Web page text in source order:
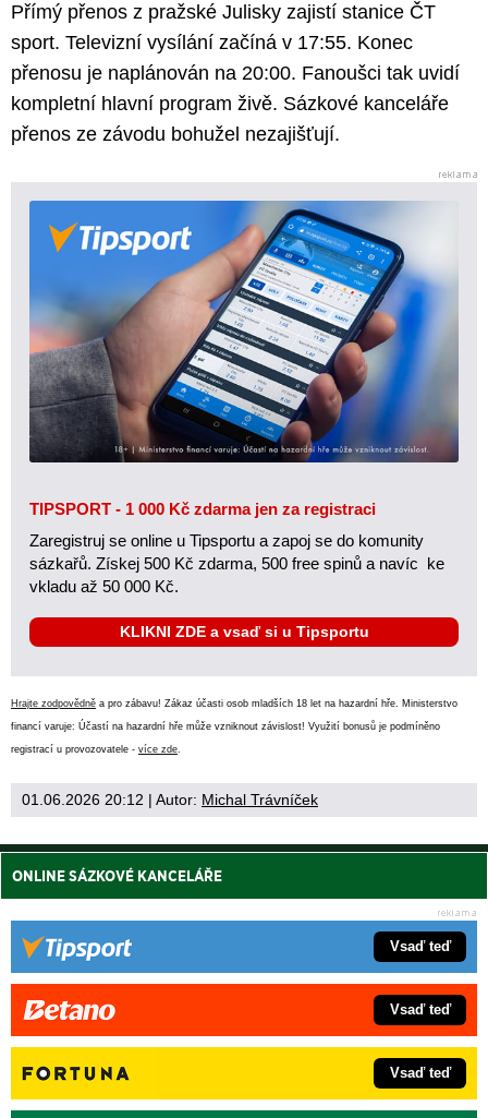
Přímý přenos z pražské Julisky zajistí stanice ČT
sport. Televizní vysílání začíná v 17:55. Konec
přenosu je naplánován na 20:00. Fanoušci tak uvidí
kompletní hlavní program živě. Sázkové kanceláře
přenos ze závodu bohužel nezajišťují.
TIPSPORT - 1 000 Kč zdarma jen za registraci
Zaregistruj se online u Tipsportu a zapoj se do komunity
sázkařů. Získej 500 Kč zdarma, 500 free spinů a navíc ke
vkladu až 50 000 Kč.
KLIKNI ZDE a vsaď si u Tipsportu
Hrajte zodpovědně a pro zábavu! Zákaz účasti osob mladších 18 let na hazardní hře. Ministerstvo
financí varuje: Účastí na hazardní hře může vzniknout závislost! Využití bonusů je podmíněno
registrací u provozovatele - více zde.
01.06.2026 20:12 | Autor: Michal Trávníček
ONLINE SÁZKOVÉ KANCELÁŘE
Vsaď teď
Vsaď teď
Vsaď teď